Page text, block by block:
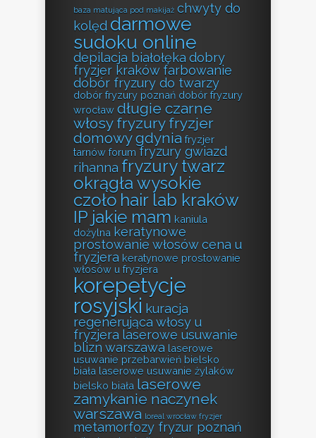
baza matująca pod makijaż chwyty do
kolęd darmowe
sudoku online
depilacja białołęka dobry
fryzjer kraków farbowanie
dobór fryzury do twarzy
dobór fryzury poznań dobór fryzury
wrocław długie czarne
włosy fryzury fryzjer
domowy gdynia fryzjer
tarnów forum fryzury gwiazd
rihanna fryzury twarz
okrągła wysokie
czoło hair lab kraków
IP jakie mam kaniula
dożylna keratynowe
prostowanie włosów cena u
fryzjera keratynowe prostowanie
włosów u fryzjera
korepetycje
rosyjski kuracja
regenerująca włosy u
fryzjera laserowe usuwanie
blizn warszawa laserowe
usuwanie przebarwień bielsko
biała laserowe usuwanie żylaków
bielsko biała laserowe
zamykanie naczynek
warszawa
loreal wrocław fryzjer
metamorfozy fryzur poznań